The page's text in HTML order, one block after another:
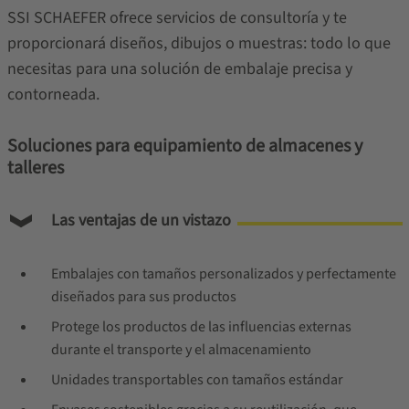
SSI SCHAEFER ofrece servicios de consultoría y te
proporcionará diseños, dibujos o muestras: todo lo que
necesitas para una solución de embalaje precisa y
contorneada.
Soluciones para equipamiento de almacenes y
talleres
Las ventajas de un vistazo
Embalajes con tamaños personalizados y perfectamente
diseñados para sus productos
Protege los productos de las influencias externas
durante el transporte y el almacenamiento
Unidades transportables con tamaños estándar